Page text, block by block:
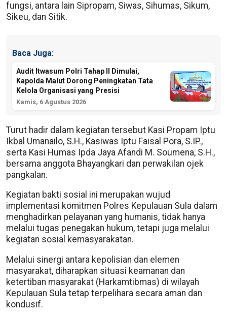
fungsi, antara lain Sipropam, Siwas, Sihumas, Sikum,
Sikeu, dan Sitik.
Baca Juga:
Audit Itwasum Polri Tahap II Dimulai,
Kapolda Malut Dorong Peningkatan Tata
Kelola Organisasi yang Presisi
Kamis, 6 Agustus 2026
Turut hadir dalam kegiatan tersebut Kasi Propam Iptu
Ikbal Umanailo, S.H., Kasiwas Iptu Faisal Pora, S.IP.,
serta Kasi Humas Ipda Jaya Afandi M. Soumena, S.H.,
bersama anggota Bhayangkari dan perwakilan ojek
pangkalan.
Kegiatan bakti sosial ini merupakan wujud
implementasi komitmen Polres Kepulauan Sula dalam
menghadirkan pelayanan yang humanis, tidak hanya
melalui tugas penegakan hukum, tetapi juga melalui
kegiatan sosial kemasyarakatan.
Melalui sinergi antara kepolisian dan elemen
masyarakat, diharapkan situasi keamanan dan
ketertiban masyarakat (Harkamtibmas) di wilayah
Kepulauan Sula tetap terpelihara secara aman dan
kondusif.